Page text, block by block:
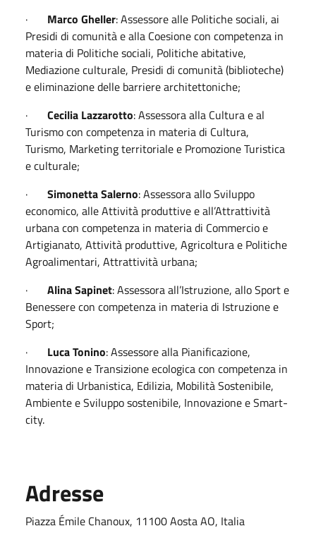
· Marco Gheller: Assessore alle Politiche sociali, ai
Presidi di comunità e alla Coesione con competenza in
materia di Politiche sociali, Politiche abitative,
Mediazione culturale, Presidi di comunità (biblioteche)
e eliminazione delle barriere architettoniche;
· Cecilia Lazzarotto: Assessora alla Cultura e al
Turismo con competenza in materia di Cultura,
Turismo, Marketing territoriale e Promozione Turistica
e culturale;
· Simonetta Salerno: Assessora allo Sviluppo
economico, alle Attività produttive e all’Attrattività
urbana con competenza in materia di Commercio e
Artigianato, Attività produttive, Agricoltura e Politiche
Agroalimentari, Attrattività urbana;
· Alina Sapinet: Assessora all’Istruzione, allo Sport e
Benessere con competenza in materia di Istruzione e
Sport;
· Luca Tonino: Assessore alla Pianificazione,
Innovazione e Transizione ecologica con competenza in
materia di Urbanistica, Edilizia, Mobilità Sostenibile,
Ambiente e Sviluppo sostenibile, Innovazione e Smart-
city.
Adresse
Piazza Émile Chanoux, 11100 Aosta AO, Italia